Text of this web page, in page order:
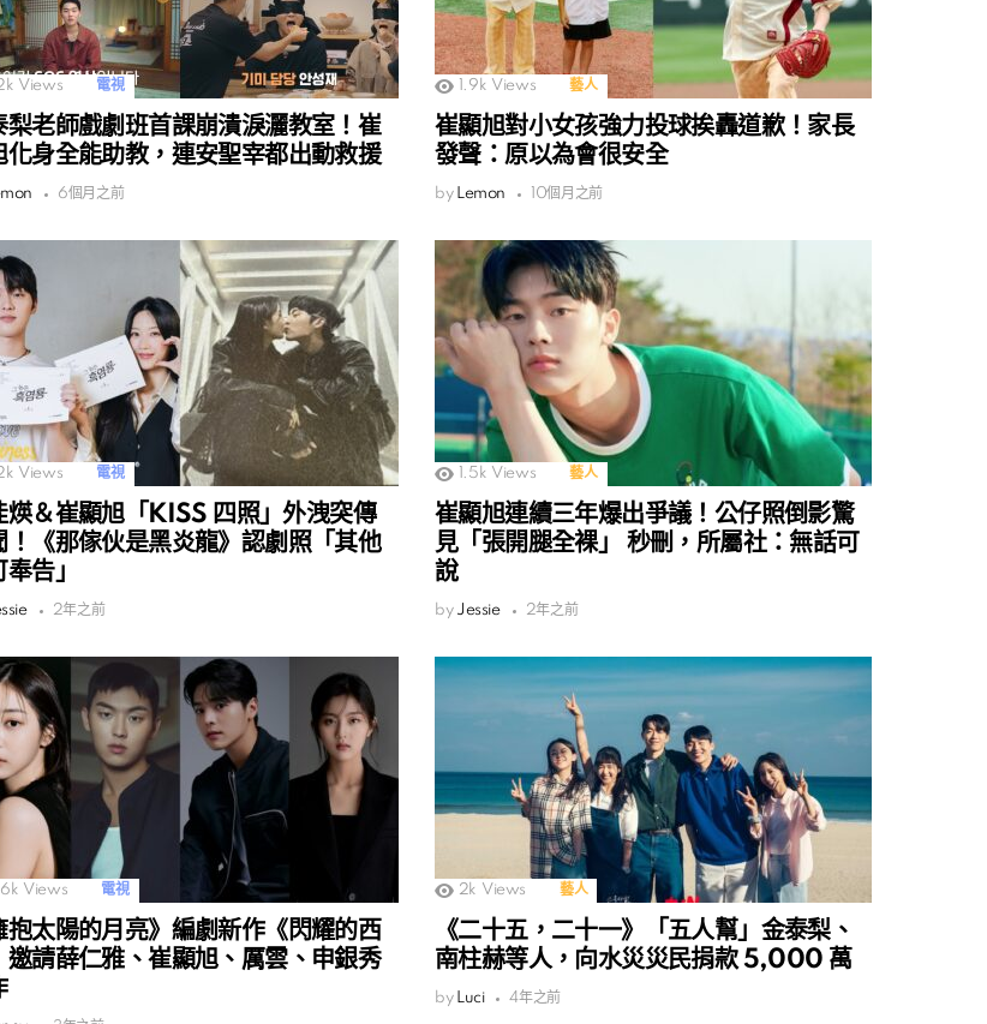
Views 電視
梨老師戲劇班首課崩潰淚灑教室！崔
化身全能助教，連安聖宰都出動救援
6個月之前
1.9k Views 藝人
崔顯旭對小女孩強力投球挨轟道歉！家長
發聲：原以為會很安全
by Lemon 10個月之前
Views 電視
煐＆崔顯旭「KISS 四照」外洩突傳
！《那傢伙是黑炎龍》認劇照「其他
告」
2年之前
1.5k Views 藝人
崔顯旭連續三年爆出爭議！公仔照倒影驚
見「張開腿全裸」 秒刪，所屬社：無話可
說
by Jessie 2年之前
Views 電視
抱太陽的月亮》編劇新作《閃耀的西
邀請薛仁雅、崔顯旭、厲雲、申銀秀
2k Views 藝人
《二十五，二十一》「五人幫」金泰梨、
南柱赫等人，向水災災民捐款 5,000 萬
by Luci 4年之前